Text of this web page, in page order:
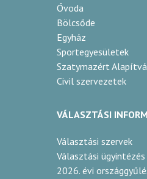
Óvoda
Bölcsőde
Egyház
Sportegyesületek
Szatymazért
Civil szervezetek
VÁLASZTÁSI
Választási szervek
Választási ügyintézés
2026. évi